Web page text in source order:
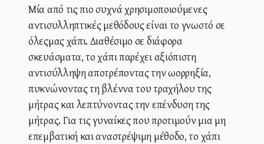
Μία από τις πιο συχνά χρησιμοποιούμενες
αντισυλληπτικές μεθόδους είναι το γνωστό σε
όλεςμας χάπι. Διαθέσιμο σε διάφορα
σκευάσματα, το χάπι παρέχει αξιόπιστη
αντισύλληψη αποτρέποντας την ωορρηξία,
πυκνώνοντας τη βλέννα του τραχήλου της
μήτρας και λεπτύνοντας την επένδυση της
μήτρας. Για τις γυναίκες που προτιμούν μια μη
επεμβατική και αναστρέψιμη μέθοδο, το χάπι